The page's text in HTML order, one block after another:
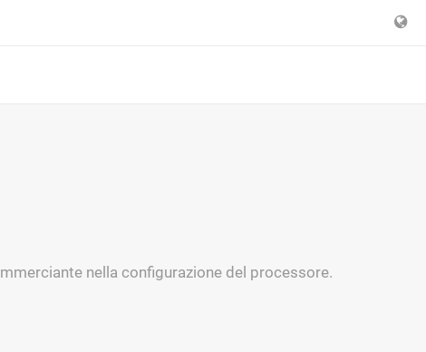
nella configurazione del processore.